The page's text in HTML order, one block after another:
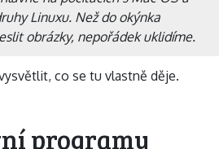
Linuxu. Než do okýnka
obrázky, nepořádek uklidíme.
co se tu vlastně děje.
programy